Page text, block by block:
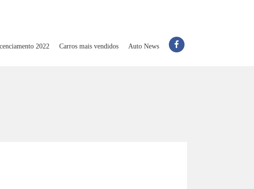
2022 Carros mais vendidos Auto News